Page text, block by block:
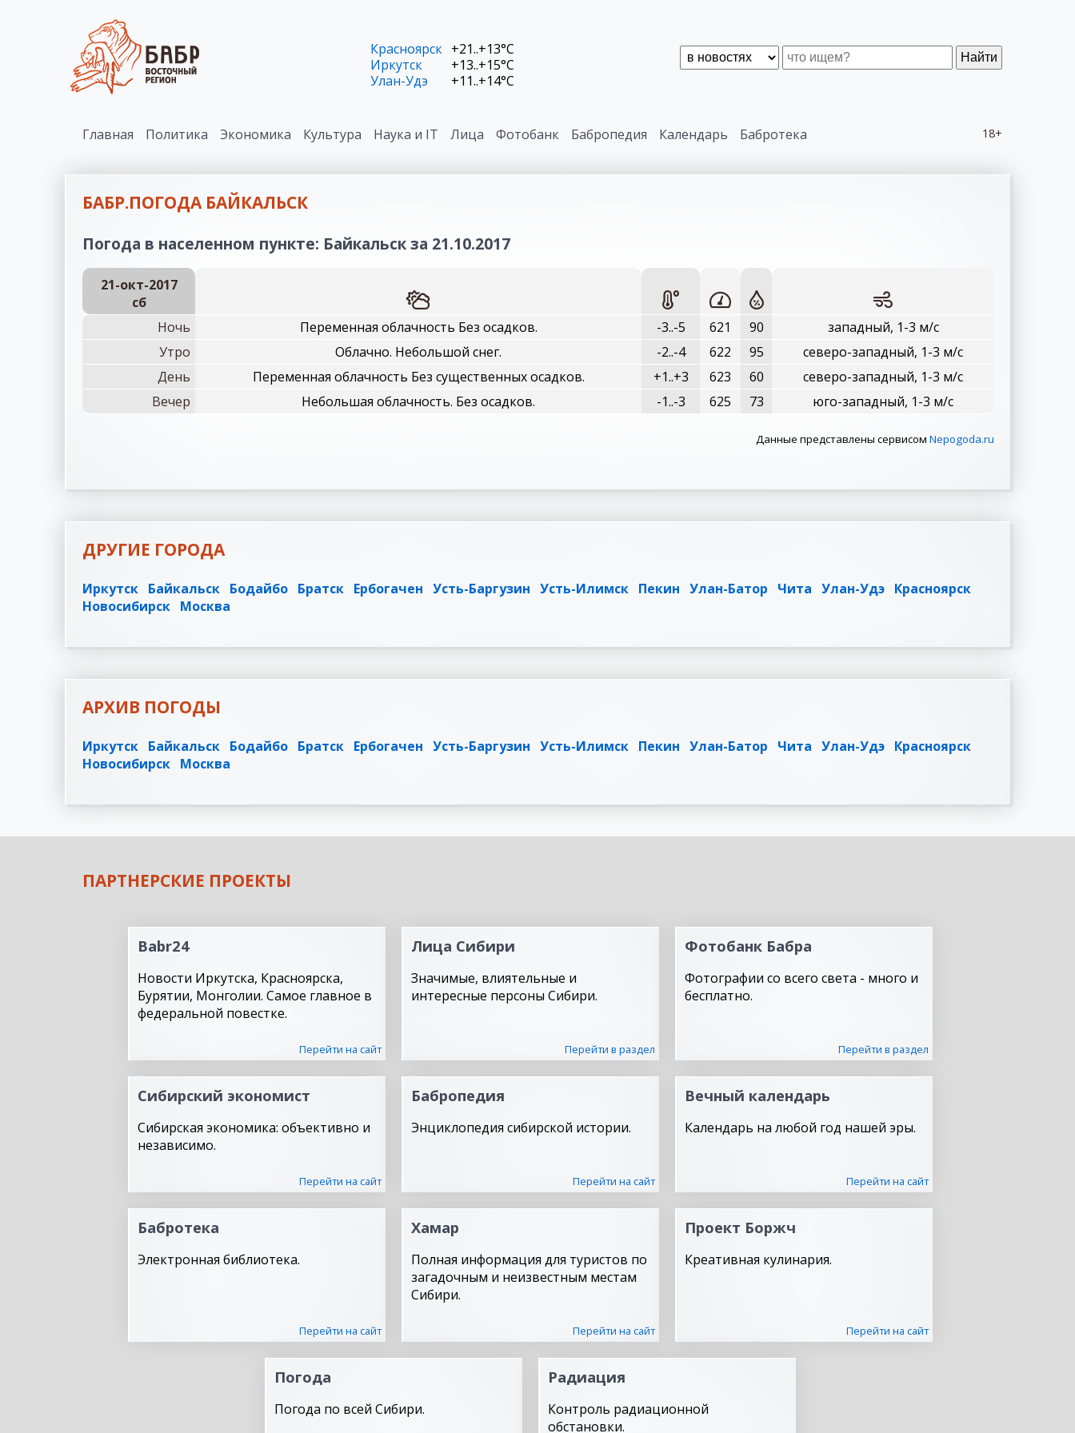
Найти
Красноярск +21..+13°C
Иркутск
+13..+15°C
Улан-Удэ
+11..+14°C
18+
Главная Политика Экономика Культура Наука и IT Лица Фотобанк Бабропедия Календарь Бабротека
БАБР.ПОГОДА БАЙКАЛЬСК
Погода в населенном пункте: Байкальск за 21.10.2017
21-окт-2017
сб
Ночь
Переменная облачность Без осадков. -3..-5 621 90
западный, 1-3 м/с
Утро
Облачно. Небольшой снег. -2..-4 622 95
северо-западный, 1-3 м/с
День
Переменная облачность Без существенных осадков. +1..+3 623 60
северо-западный, 1-3 м/с
Вечер
Небольшая облачность. Без осадков. -1..-3 625 73 юго-западный, 1-3 м/с
Данные представлены сервисом Nepogoda.ru
ДРУГИЕ ГОРОДА
Иркутск Байкальск Бодайбо Братск Ербогачен Усть-Баргузин Усть-Илимск Пекин Улан-Батор Чита Улан-Удэ Красноярск
Новосибирск Москва
АРХИВ ПОГОДЫ
Иркутск Байкальск Бодайбо Братск Ербогачен Усть-Баргузин Усть-Илимск Пекин Улан-Батор Чита Улан-Удэ Красноярск
Новосибирск Москва
ПАРТНЕРСКИЕ ПРОЕКТЫ
Babr24
Новости Иркутска, Красноярска,
Бурятии, Монголии. Самое главное в
федеральной повестке.
Перейти на сайт
Лица Сибири
Значимые, влиятельные и
интересные персоны Сибири.
Перейти в раздел
Фотобанк Бабра
Фотографии со всего света - много и
бесплатно.
Перейти в раздел
Сибирский экономист
Сибирская экономика: объективно и
независимо.
Перейти на сайт
Бабропедия
Энциклопедия сибирской истории.
Перейти на сайт
Вечный календарь
Календарь на любой год нашей эры.
Перейти на сайт
Бабротека
Электронная библиотека.
Перейти на сайт
Хамар
Полная информация для туристов по
загадочным и неизвестным местам
Сибири.
Перейти на сайт
Проект Боржч
Креативная кулинария.
Перейти на сайт
Погода
Погода по всей Сибири.
Радиация
Контроль радиационной
обстановки.